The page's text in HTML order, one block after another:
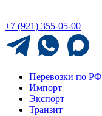
+7 (921) 355-05-00
Перевозки по РФ
Импорт
Экспорт
Транзит